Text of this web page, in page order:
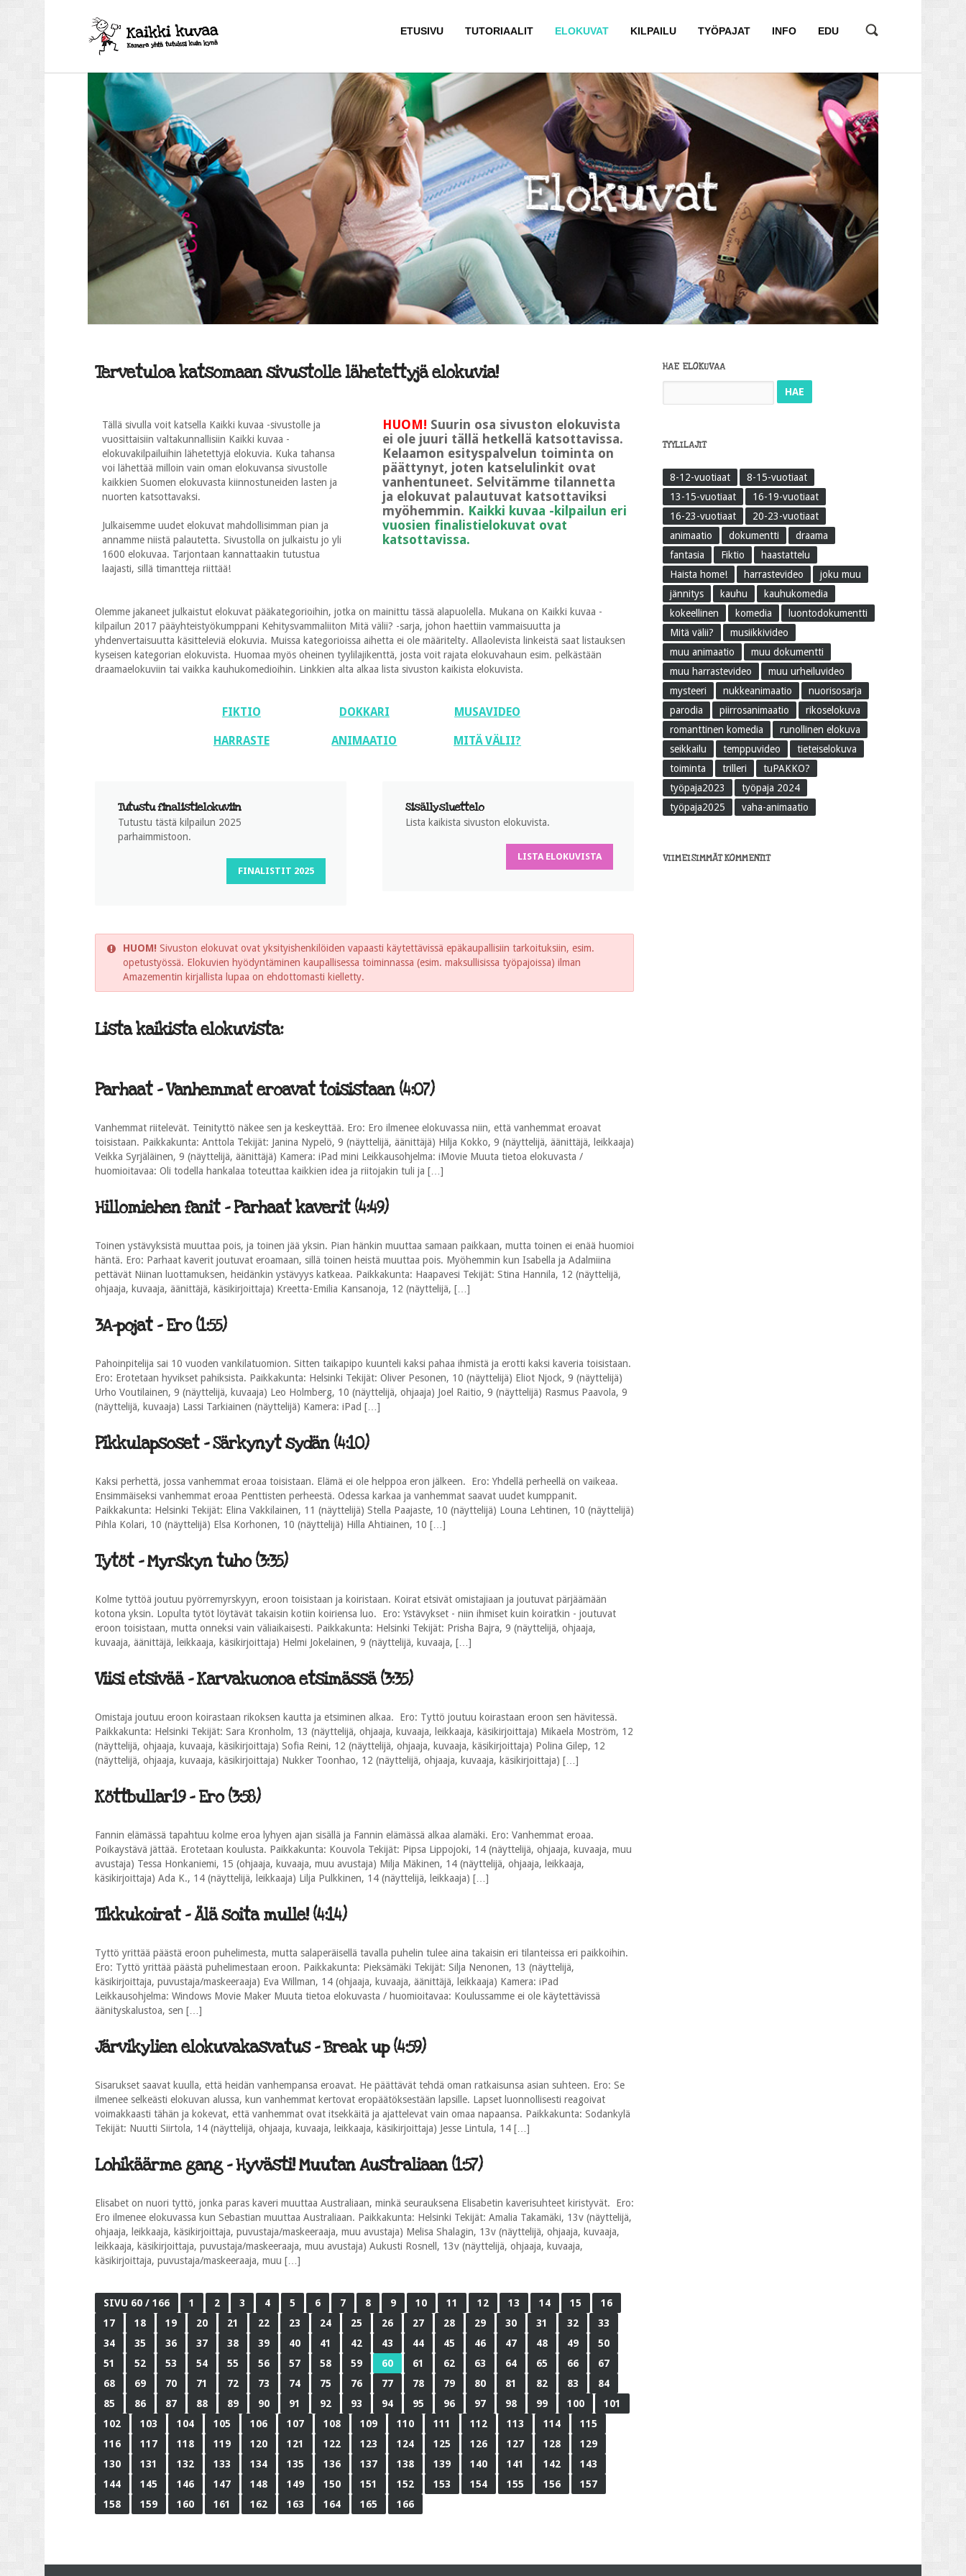
ETUSIVU TUTORIAALIT ELOKUVAT KILPAILU TYÖPAJAT INFO EDU
Tervetuloa katsomaan sivustolle lähetettyjä elokuvia!
Tällä sivulla voit katsella Kaikki kuvaa -sivustolle ja
vuosittaisiin valtakunnallisiin Kaikki kuvaa -
elokuvakilpailuihin lähetettyjä elokuvia. Kuka tahansa
voi lähettää milloin vain oman elokuvansa sivustolle
kaikkien Suomen elokuvasta kiinnostuneiden lasten ja
nuorten katsottavaksi.
Julkaisemme uudet elokuvat mahdollisimman pian ja
annamme niistä palautetta. Sivustolla on julkaistu jo yli
1600 elokuvaa. Tarjontaan kannattaakin tutustua
laajasti, sillä timantteja riittää!
HUOM! Suurin osa sivuston elokuvista
ei ole juuri tällä hetkellä katsottavissa.
Kelaamon esityspalvelun toiminta on
päättynyt, joten katselulinkit ovat
vanhentuneet. Selvitämme tilannetta
ja elokuvat palautuvat katsottaviksi
myöhemmin. Kaikki kuvaa -kilpailun eri
vuosien finalistielokuvat ovat
katsottavissa.
Olemme jakaneet julkaistut elokuvat pääkategorioihin, jotka on mainittu tässä alapuolella. Mukana on Kaikki kuvaa -
kilpailun 2017 pääyhteistyökumppani Kehitysvammaliiton Mitä välii? -sarja, johon haettiin vammaisuutta ja
yhdenvertaisuutta käsitteleviä elokuvia. Muissa kategorioissa aihetta ei ole määritelty. Allaolevista linkeistä saat listauksen
kyseisen kategorian elokuvista. Huomaa myös oheinen tyylilajikenttä, josta voit rajata elokuvahaun esim. pelkästään
draamaelokuviin tai vaikka kauhukomedioihin. Linkkien alta alkaa lista sivuston kaikista elokuvista.
FIKTIO
HARRASTE
DOKKARI
ANIMAATIO
MUSAVIDEO
MITÄ VÄLII?
Tutustu finalistielokuviin
Tutustu tästä kilpailun 2025
parhaimmistoon.
FINALISTIT 2025
Sisällysluettelo
Lista kaikista sivuston elokuvista.
LISTA ELOKUVISTA
HUOM! Sivuston elokuvat ovat yksityishenkilöiden vapaasti käytettävissä epäkaupallisiin tarkoituksiin, esim.
opetustyössä. Elokuvien hyödyntäminen kaupallisessa toiminnassa (esim. maksullisissa työpajoissa) ilman
Amazementin kirjallista lupaa on ehdottomasti kielletty.
Lista kaikista elokuvista:
Parhaat - Vanhemmat eroavat toisistaan (4:07)
Vanhemmat riitelevät. Teinityttö näkee sen ja keskeyttää. Ero: Ero ilmenee elokuvassa niin, että vanhemmat eroavat
toisistaan. Paikkakunta: Anttola Tekijät: Janina Nypelö, 9 (näyttelijä, äänittäjä) Hilja Kokko, 9 (näyttelijä, äänittäjä, leikkaaja)
Veikka Syrjäläinen, 9 (näyttelijä, äänittäjä) Kamera: iPad mini Leikkausohjelma: iMovie Muuta tietoa elokuvasta /
huomioitavaa: Oli todella hankalaa toteuttaa kaikkien idea ja riitojakin tuli ja […]
Hillomiehen fanit - Parhaat kaverit (4:49)
Toinen ystävyksistä muuttaa pois, ja toinen jää yksin. Pian hänkin muuttaa samaan paikkaan, mutta toinen ei enää huomioi
häntä. Ero: Parhaat kaverit joutuvat eroamaan, sillä toinen heistä muuttaa pois. Myöhemmin kun Isabella ja Adalmiina
pettävät Niinan luottamuksen, heidänkin ystävyys katkeaa. Paikkakunta: Haapavesi Tekijät: Stina Hannila, 12 (näyttelijä,
ohjaaja, kuvaaja, äänittäjä, käsikirjoittaja) Kreetta-Emilia Kansanoja, 12 (näyttelijä, […]
3A-pojat - Ero (1:55)
Pahoinpitelija sai 10 vuoden vankilatuomion. Sitten taikapipo kuunteli kaksi pahaa ihmistä ja erotti kaksi kaveria toisistaan.
Ero: Erotetaan hyvikset pahiksista. Paikkakunta: Helsinki Tekijät: Oliver Pesonen, 10 (näyttelijä) Eliot Njock, 9 (näyttelijä)
Urho Voutilainen, 9 (näyttelijä, kuvaaja) Leo Holmberg, 10 (näyttelijä, ohjaaja) Joel Raitio, 9 (näyttelijä) Rasmus Paavola, 9
(näyttelijä, kuvaaja) Lassi Tarkiainen (näyttelijä) Kamera: iPad […]
Pikkulapsoset - Särkynyt sydän (4:10)
Kaksi perhettä, jossa vanhemmat eroaa toisistaan. Elämä ei ole helppoa eron jälkeen. Ero: Yhdellä perheellä on vaikeaa.
Ensimmäiseksi vanhemmat eroaa Penttisten perheestä. Odessa karkaa ja vanhemmat saavat uudet kumppanit.
Paikkakunta: Helsinki Tekijät: Elina Vakkilainen, 11 (näyttelijä) Stella Paajaste, 10 (näyttelijä) Louna Lehtinen, 10 (näyttelijä)
Pihla Kolari, 10 (näyttelijä) Elsa Korhonen, 10 (näyttelijä) Hilla Ahtiainen, 10 […]
Tytöt - Myrskyn tuho (3:35)
Kolme tyttöä joutuu pyörremyrskyyn, eroon toisistaan ja koiristaan. Koirat etsivät omistajiaan ja joutuvat pärjäämään
kotona yksin. Lopulta tytöt löytävät takaisin kotiin koiriensa luo. Ero: Ystävykset - niin ihmiset kuin koiratkin - joutuvat
eroon toisistaan, mutta onneksi vain väliaikaisesti. Paikkakunta: Helsinki Tekijät: Prisha Bajra, 9 (näyttelijä, ohjaaja,
kuvaaja, äänittäjä, leikkaaja, käsikirjoittaja) Helmi Jokelainen, 9 (näyttelijä, kuvaaja, […]
Viisi etsivää - Karvakuonoa etsimässä (3:35)
Omistaja joutuu eroon koirastaan rikoksen kautta ja etsiminen alkaa. Ero: Tyttö joutuu koirastaan eroon sen hävitessä.
Paikkakunta: Helsinki Tekijät: Sara Kronholm, 13 (näyttelijä, ohjaaja, kuvaaja, leikkaaja, käsikirjoittaja) Mikaela Moström, 12
(näyttelijä, ohjaaja, kuvaaja, käsikirjoittaja) Sofia Reini, 12 (näyttelijä, ohjaaja, kuvaaja, käsikirjoittaja) Polina Gilep, 12
(näyttelijä, ohjaaja, kuvaaja, käsikirjoittaja) Nukker Toonhao, 12 (näyttelijä, ohjaaja, kuvaaja, käsikirjoittaja) […]
Köttbullar19 - Ero (3:58)
Fannin elämässä tapahtuu kolme eroa lyhyen ajan sisällä ja Fannin elämässä alkaa alamäki. Ero: Vanhemmat eroaa.
Poikaystävä jättää. Erotetaan koulusta. Paikkakunta: Kouvola Tekijät: Pipsa Lippojoki, 14 (näyttelijä, ohjaaja, kuvaaja, muu
avustaja) Tessa Honkaniemi, 15 (ohjaaja, kuvaaja, muu avustaja) Milja Mäkinen, 14 (näyttelijä, ohjaaja, leikkaaja,
käsikirjoittaja) Ada K., 14 (näyttelijä, leikkaaja) Lilja Pulkkinen, 14 (näyttelijä, leikkaaja) […]
Tikkukoirat - Älä soita mulle! (4:14)
Tyttö yrittää päästä eroon puhelimesta, mutta salaperäisellä tavalla puhelin tulee aina takaisin eri tilanteissa eri paikkoihin.
Ero: Tyttö yrittää päästä puhelimestaan eroon. Paikkakunta: Pieksämäki Tekijät: Silja Nenonen, 13 (näyttelijä,
käsikirjoittaja, puvustaja/maskeeraaja) Eva Willman, 14 (ohjaaja, kuvaaja, äänittäjä, leikkaaja) Kamera: iPad
Leikkausohjelma: Windows Movie Maker Muuta tietoa elokuvasta / huomioitavaa: Koulussamme ei ole käytettävissä
äänityskalustoa, sen […]
Järvikylien elokuvakasvatus - Break up (4:59)
Sisarukset saavat kuulla, että heidän vanhempansa eroavat. He päättävät tehdä oman ratkaisunsa asian suhteen. Ero: Se
ilmenee selkeästi elokuvan alussa, kun vanhemmat kertovat eropäätöksestään lapsille. Lapset luonnollisesti reagoivat
voimakkaasti tähän ja kokevat, että vanhemmat ovat itsekkäitä ja ajattelevat vain omaa napaansa. Paikkakunta: Sodankylä
Tekijät: Nuutti Siirtola, 14 (näyttelijä, ohjaaja, kuvaaja, leikkaaja, käsikirjoittaja) Jesse Lintula, 14 […]
Lohikäärme gang - Hyvästi! Muutan Australiaan (1:57)
Elisabet on nuori tyttö, jonka paras kaveri muuttaa Australiaan, minkä seurauksena Elisabetin kaverisuhteet kiristyvät. Ero:
Ero ilmenee elokuvassa kun Sebastian muuttaa Australiaan. Paikkakunta: Helsinki Tekijät: Amalia Takamäki, 13v (näyttelijä,
ohjaaja, leikkaaja, käsikirjoittaja, puvustaja/maskeeraaja, muu avustaja) Melisa Shalagin, 13v (näyttelijä, ohjaaja, kuvaaja,
leikkaaja, käsikirjoittaja, puvustaja/maskeeraaja, muu avustaja) Aukusti Rosnell, 13v (näyttelijä, ohjaaja, kuvaaja,
käsikirjoittaja, puvustaja/maskeeraaja, muu […]
SIVU 60 / 166 1 2 3 4 5 6 7 8 9 10 11 12 13 14 15
16
17
18 19 20 21 22 23 24 25 26 27 28 29 30 31 32
33
34
35 36 37 38 39 40 41 42 43 44 45 46 47 48 49
50
51
52 53 54 55 56 57 58 59 60 61 62 63 64 65 66
67
68
69 70 71 72 73 74 75 76 77 78 79 80 81 82 83
84
85
86 87 88 89 90 91 92 93 94 95 96 97 98 99 100
101
102
103 104 105 106 107 108 109 110 111 112 113 114
115
116
117 118 119 120 121 122 123 124 125 126 127 128
129
130
131 132 133 134 135 136 137 138 139 140 141 142
143
144
145 146 147 148 149 150 151 152 153 154 155 156
157
158
159 160 161 162 163 164 165 166
HAE ELOKUVAA
TYYLILAJIT
8-12-vuotiaat
8-15-vuotiaat
13-15-vuotiaat
16-19-vuotiaat
16-23-vuotiaat
20-23-vuotiaat
animaatio
dokumentti
draama
fantasia
Fiktio
haastattelu
Haista home!
harrastevideo
joku muu
jännitys
kauhu
kauhukomedia
kokeellinen
komedia
luontodokumentti
Mitä välii?
musiikkivideo
muu animaatio
muu dokumentti
muu harrastevideo
muu urheiluvideo
mysteeri
nukkeanimaatio
nuorisosarja
parodia
piirrosanimaatio
rikoselokuva
romanttinen komedia
runollinen elokuva
seikkailu
temppuvideo
tieteiselokuva
toiminta
trilleri
tuPAKKO?
työpaja2023
työpaja 2024
työpaja2025
vaha-animaatio
VIIMEISIMMÄT KOMMENTIT